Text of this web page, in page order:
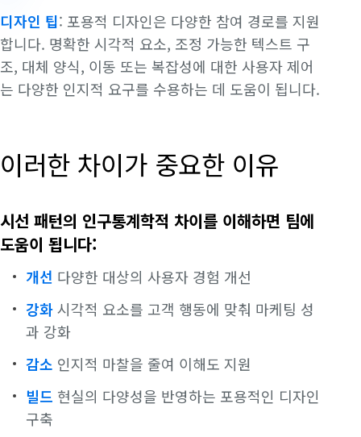
디자인 팁: 포용적 디자인은 다양한 참여 경로를 지원
합니다. 명확한 시각적 요소, 조정 가능한 텍스트 구
조, 대체 양식, 이동 또는 복잡성에 대한 사용자 제어
는 다양한 인지적 요구를 수용하는 데 도움이 됩니다.
이러한 차이가 중요한 이유
시선 패턴의 인구통계학적 차이를 이해하면 팀에
도움이 됩니다:
개선 다양한 대상의 사용자 경험 개선
강화시각적 요소를 고객 행동에 맞춰 마케팅 성
과 강화
감소 인지적 마찰을 줄여 이해도 지원
빌드 현실의 다양성을 반영하는 포용적인 디자인
구축